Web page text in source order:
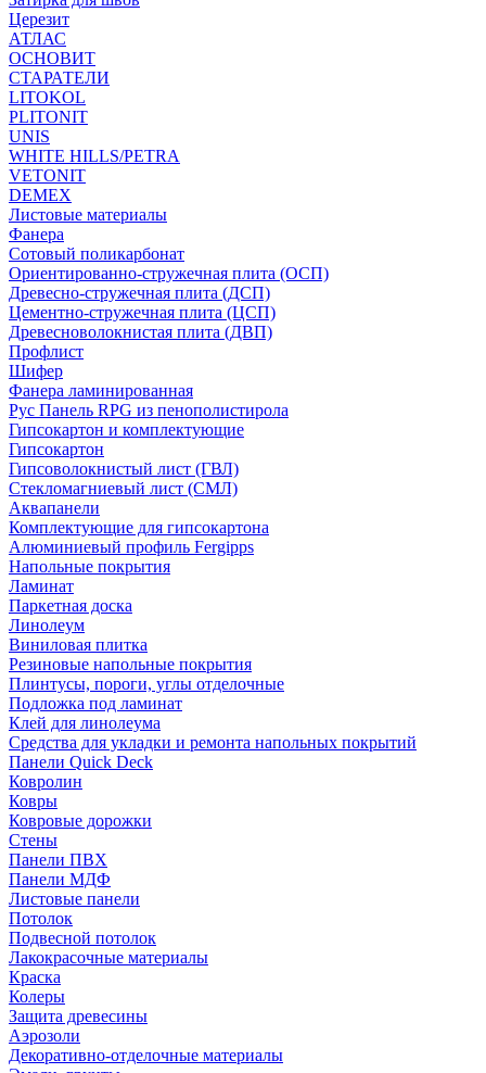
Церезит
АТЛАС
ОСНОВИТ
СТАРАТЕЛИ
LITOKOL
PLITONIT
UNIS
WHITE HILLS/PETRA
VETONIT
DEMEX
Листовые материалы
Фанера
Сотовый поликарбонат
Ориентированно-стружечная плита (ОСП)
Древесно-стружечная плита (ДСП)
Цементно-стружечная плита (ЦСП)
Древесноволокнистая плита (ДВП)
Профлист
Шифер
Фанера ламинированная
Рус Панель RPG из пенополистирола
Гипсокартон и комплектующие
Гипсокартон
Гипсоволокнистый лист (ГВЛ)
Стекломагниевый лист (СМЛ)
Аквапанели
Комплектующие для гипсокартона
Алюминиевый профиль Fergipps
Напольные покрытия
Ламинат
Паркетная доска
Линолеум
Виниловая плитка
Резиновые напольные покрытия
Плинтусы, пороги, углы отделочные
Подложка под ламинат
Клей для линолеума
Средства для укладки и ремонта напольных покрытий
Панели Quick Deck
Ковролин
Ковры
Ковровые дорожки
Стены
Панели ПВХ
Панели МДФ
Листовые панели
Потолок
Подвесной потолок
Лакокрасочные материалы
Краска
Колеры
Защита древесины
Аэрозоли
Декоративно-отделочные материалы